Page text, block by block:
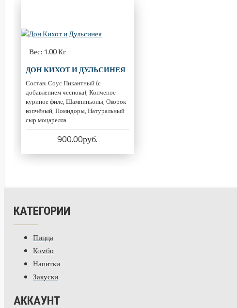
Вес: 1.00 Кг
ДОН КИХОТ И ДУЛЬСИНЕЯ
Состав: Соус Пикантный (с
добавлением чеснока), Копченое
куриное филе, Шампиньоны, Окорок
копчёный, Помидоры, Натуральный
сыр моцарелла
900.00руб.
КАТЕГОРИИ
Пицца
Комбо
Напитки
Закуски
АККАУНТ